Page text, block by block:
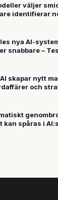
väljer
identifierar
nya AI-
snabbare –
skapar nytt
och
kan spåras i